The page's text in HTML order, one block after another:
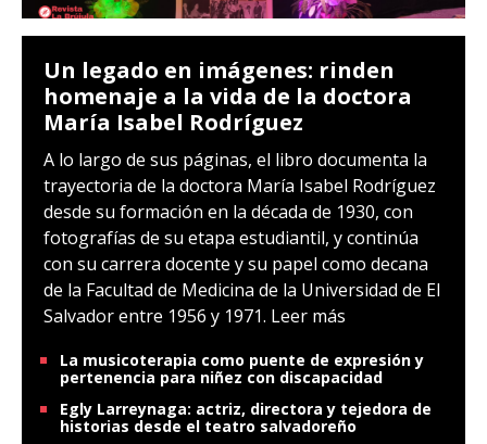
Un legado en imágenes: rinden
homenaje a la vida de la doctora
María Isabel Rodríguez
A lo largo de sus páginas, el libro documenta la
trayectoria de la doctora María Isabel Rodríguez
desde su formación en la década de 1930, con
fotografías de su etapa estudiantil, y continúa
con su carrera docente y su papel como decana
de la Facultad de Medicina de la Universidad de El
Salvador entre 1956 y 1971. Leer más
La musicoterapia como puente de expresión y
pertenencia para niñez con discapacidad
Egly Larreynaga: actriz, directora y tejedora de
historias desde el teatro salvadoreño